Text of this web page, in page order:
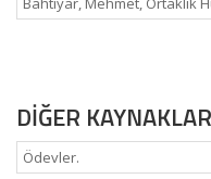
DİĞER KAYNAKLAR
Ödevler.